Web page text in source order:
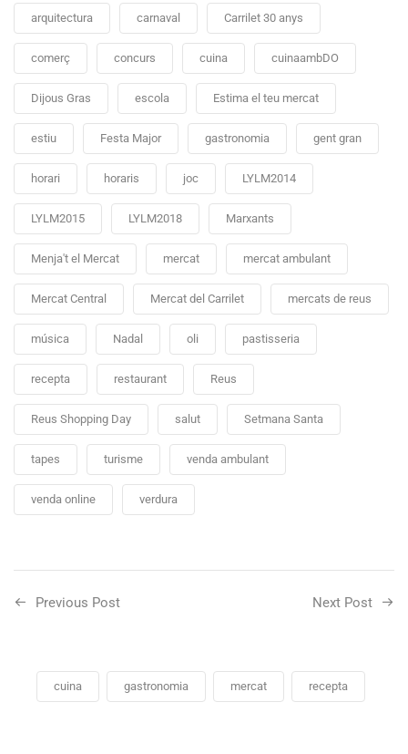
arquitectura carnaval Carrilet 30 anys
comerç concurs cuina cuinaambDO
Dijous Gras escola Estima el teu mercat
estiu Festa Major gastronomia gent gran
horari horaris joc LYLM2014
LYLM2015 LYLM2018 Marxants
Menja't el Mercat mercat mercat ambulant
Mercat Central Mercat del Carrilet mercats de reus
música Nadal oli pastisseria
recepta restaurant Reus
Reus Shopping Day salut Setmana Santa
tapes turisme venda ambulant
venda online verdura
Previous Post Next Post
cuina gastronomia mercat recepta